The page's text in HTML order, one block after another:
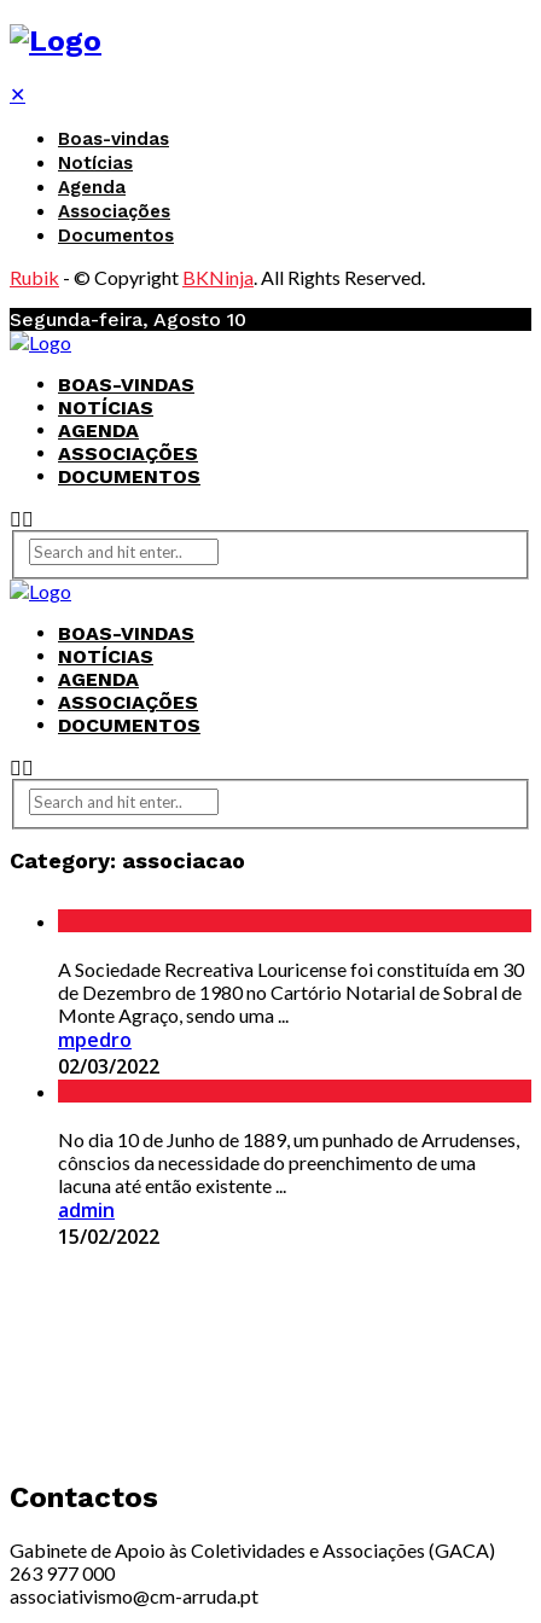
✕
Boas-vindas
Notícias
Agenda
Associações
Documentos
Rubik - © Copyright BKNinja. All Rights Reserved.
Segunda-feira, Agosto 10
BOAS-VINDAS
NOTÍCIAS
AGENDA
ASSOCIAÇÕES
DOCUMENTOS
BOAS-VINDAS
NOTÍCIAS
AGENDA
ASSOCIAÇÕES
DOCUMENTOS
Category: associacao
A Sociedade Recreativa Louricense foi constituída em 30
de Dezembro de 1980 no Cartório Notarial de Sobral de
Monte Agraço, sendo uma ...
mpedro
02/03/2022
No dia 10 de Junho de 1889, um punhado de Arrudenses,
cônscios da necessidade do preenchimento de uma
lacuna até então existente ...
admin
15/02/2022
Contactos
Gabinete de Apoio às Coletividades e Associações (GACA)
263 977 000
associativismo@cm-arruda.pt